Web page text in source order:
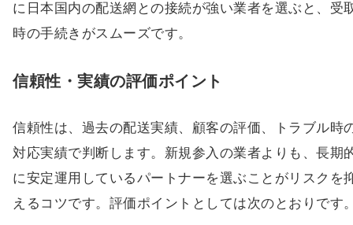
に日本国内の配送網との接続が強い業者を選ぶと、受
時の手続きがスムーズです。
信頼性・実績の評価ポイント
信頼性は、過去の配送実績、顧客の評価、トラブル時
対応実績で判断します。新規参入の業者よりも、長期
に安定運用しているパートナーを選ぶことがリスクを
えるコツです。評価ポイントとしては次のとおりです